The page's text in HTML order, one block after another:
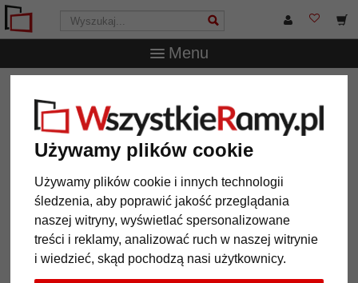
Używamy plików cookie
Używamy plików cookie i innych technologii
śledzenia, aby poprawić jakość przeglądania
naszej witryny, wyświetlać spersonalizowane
treści i reklamy, analizować ruch w naszej witrynie
i wiedzieć, skąd pochodzą nasi użytkownicy.
Menu
drewniana Camden Town
Rama drewniana Camden Town